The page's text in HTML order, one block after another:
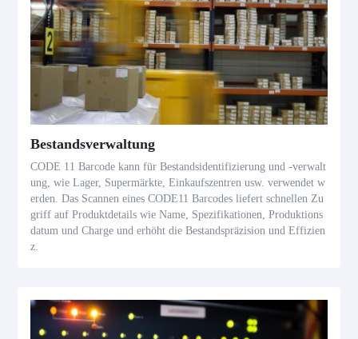
Bestandsverwaltung
CODE 11 Barcode kann für Bestandsidentifizierung und -verwalt
ung, wie Lager, Supermärkte, Einkaufszentren usw. verwendet w
erden. Das Scannen eines CODE11 Barcodes liefert schnellen Zu
griff auf Produktdetails wie Name, Spezifikationen, Produktions
datum und Charge und erhöht die Bestandspräzision und Effizien
z.